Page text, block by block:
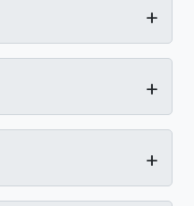
+
+
+